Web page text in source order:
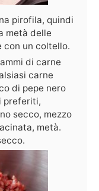
pirofila, quindi
metà delle
con un coltello.
di carne
carne
di pepe nero
preferiti,
secco, mezzo
metà.